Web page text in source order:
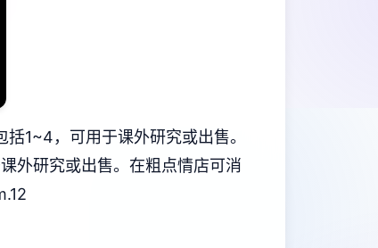
1~4，可用于课外研究或出售。
外研究或出售。 在粗点情店可消